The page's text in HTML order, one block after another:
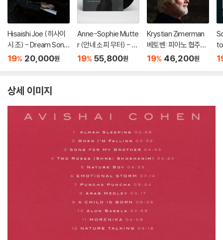
Hisaishi Joe (히사이
시 조) - Dream Song
s: The Essential Joe
19% 20,000원
Anne-Sophie Mutte
r (안네 소피 무터) - Ea
st Meets West [2L
19% 55,800원
Krystian Zimerman
베토벤: 피아노 협주곡
전곡 - 크리스티안 지
19% 46,200원
상세 이미지